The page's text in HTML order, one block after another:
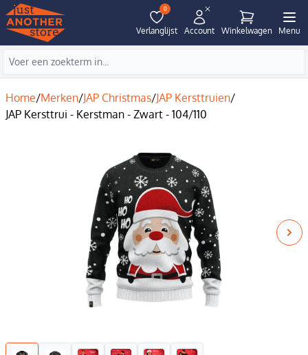
0
Verlanglijst Account Winkelwagen Menu
Home/Merken/JAP Christmas/JAP Kersttruien/
JAP Kersttrui - Kerstman - Zwart - 104/110